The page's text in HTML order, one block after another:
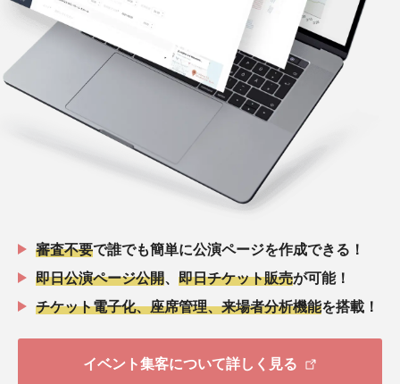
審査不要で誰でも簡単に公演ページを作成できる！
即日公演ページ公開
即日チケット販売が可能！
チケット電子化、座席管理、来場者分析機能を搭載！
イベント集客について詳しく見る